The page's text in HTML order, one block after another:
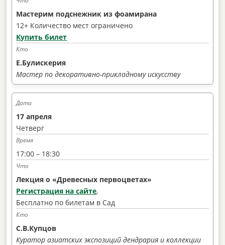
Мастерим подснежник из фоамирана
12+ Количество мест ограничено
Купить билет
Е.Булискерия
Мастер по декоративно-прикладному искусству
17 апреля
Четверг
17:00 – 18:30
Лекция о «Древесных первоцветах»
Регистрация на сайте,
Бесплатно по билетам в Сад
С.В.Купцов
Куратор азиатских экспозиций дендрария и коллекции